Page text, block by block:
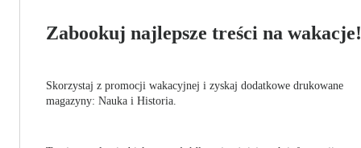
Zabookuj najlepsze treści na wakacje!
Skorzystaj z promocji wakacyjnej i zyskaj dodatkowe drukowane
magazyny: Nauka i Historia.